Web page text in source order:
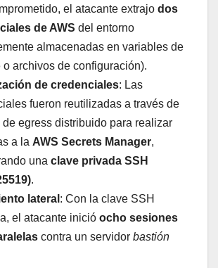
el atacante extrajo dos
de AWS del entorno
almacenadas en variables de
o archivos de configuración).
de credenciales: Las
fueron reutilizadas a través de
de egress distribuido para realizar
a la AWS Secrets Manager,
una clave privada SSH
.
lateral : Con la clave SSH
el atacante inició ocho sesiones
contra un servidor bastión